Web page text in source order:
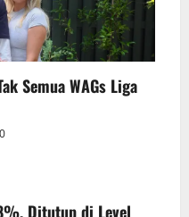
Semua WAGs Liga
0
Ditutup di Level